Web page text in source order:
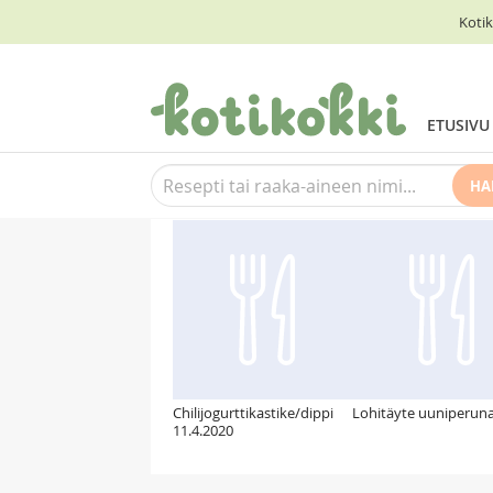
ETUSIVU
Suosittelemme myös
Chilijogurttikastike/dippi
11.4.2020
Lohitäyte